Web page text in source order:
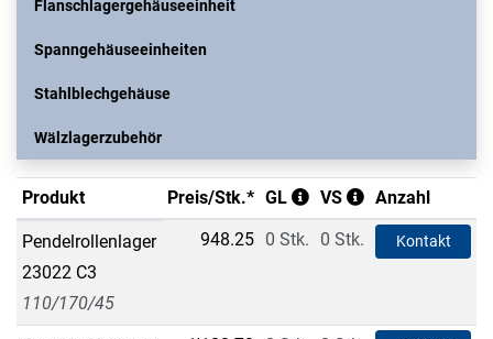
Flanschlagergehäuseeinheit
Spanngehäuseeinheiten
Stahlblechgehäuse
Wälzlagerzubehör
Produkt Preis/Stk.* GL VS Anzahl
Pendelrollenlager
23022 C3
110/170/45
948.25 0 Stk. 0 Stk. Kontakt